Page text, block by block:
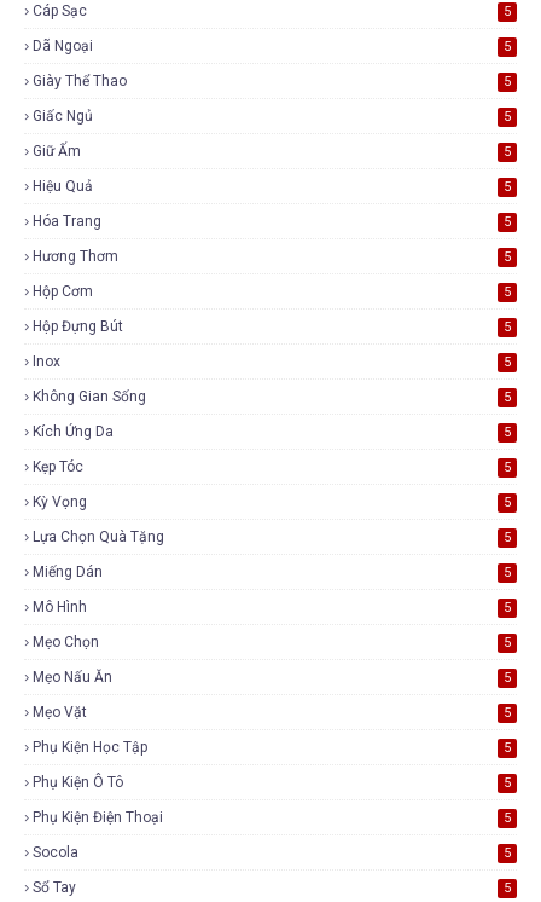
Cáp Sạc 5
Dã Ngoại 5
Giày Thể Thao 5
Giấc Ngủ 5
Giữ Ấm 5
Hiệu Quả 5
Hóa Trang 5
Hương Thơm 5
Hộp Cơm 5
Hộp Đựng Bút 5
Inox 5
Không Gian Sống 5
Kích Ứng Da 5
Kẹp Tóc 5
Kỳ Vọng 5
Lựa Chọn Quà Tặng 5
Miếng Dán 5
Mô Hình 5
Mẹo Chọn 5
Mẹo Nấu Ăn 5
Mẹo Vặt 5
Phụ Kiện Học Tập 5
Phụ Kiện Ô Tô 5
Phụ Kiện Điện Thoại 5
Socola 5
Sổ Tay 5